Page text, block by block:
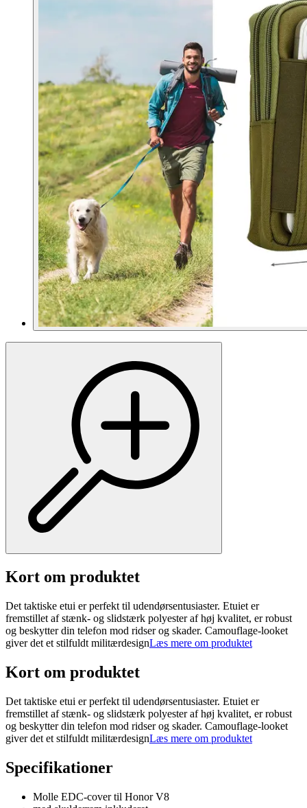
Kort om produktet
Det taktiske etui er perfekt til udendørsentusiaster. Etuiet er
fremstillet af stænk- og slidstærk polyester af høj kvalitet, er robust
og beskytter din telefon mod ridser og skader. Camouflage-looket
giver det et stilfuldt militærdesignLæs mere om produktet
Kort om produktet
Det taktiske etui er perfekt til udendørsentusiaster. Etuiet er
fremstillet af stænk- og slidstærk polyester af høj kvalitet, er robust
og beskytter din telefon mod ridser og skader. Camouflage-looket
giver det et stilfuldt militærdesignLæs mere om produktet
Specifikationer
Molle EDC-cover til Honor V8